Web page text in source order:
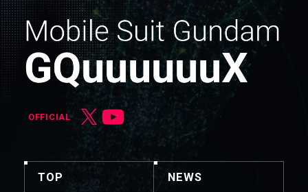
OFFICIAL
TOP NEWS